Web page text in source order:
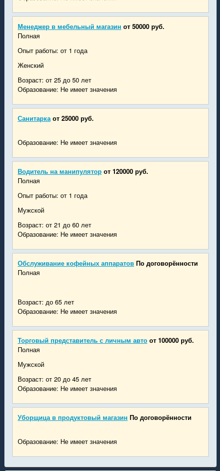
Менеджер в мебельный магазин от 50000 руб.
Полная
Опыт работы: от 1 года
Женский
Возраст: от 25 до 50 лет
Образование: Не имеет значения
Санитарка от 25000 руб.
Образование: Не имеет значения
Водитель на манипулятор от 120000 руб.
Полная
Опыт работы: от 1 года
Мужской
Возраст: от 21 до 60 лет
Образование: Не имеет значения
Обслуживание кофейных аппаратов По договорённости
Полная
Возраст: до 65 лет
Образование: Не имеет значения
Торговый представитель с личным авто от 100000 руб.
Полная
Мужской
Возраст: от 20 до 45 лет
Образование: Не имеет значения
Уборщица в продуктовый магазин По договорённости
Образование: Не имеет значения